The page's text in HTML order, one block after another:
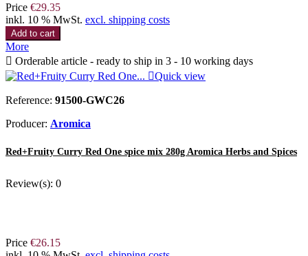
Price €29.35
inkl. 10 % MwSt. excl. shipping costs
Add to cart
More
 Orderable article - ready to ship in 3 - 10 working days
Quick view
Reference: 91500-GWC26
Producer: Aromica
Red+Fruity Curry Red One spice mix 280g Aromica Herbs and Spices
Review(s): 0
Price €26.15